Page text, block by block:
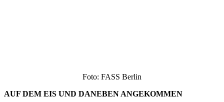
Foto: FASS Berlin
AUF DEM EIS UND DANEBEN ANGEKOMMEN